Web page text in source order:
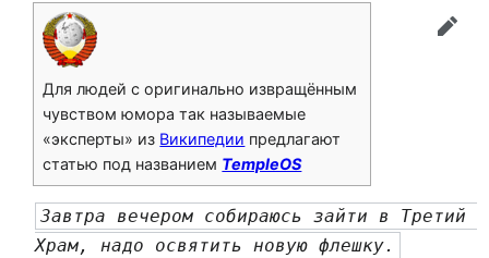
Для людей с оригинально извращённым
чувством юмора так называемые
«эксперты» из Википедии предлагают
статью под названием TempleOS
Завтра вечером собираюсь зайти в Третий
Храм, надо освятить новую флешку.